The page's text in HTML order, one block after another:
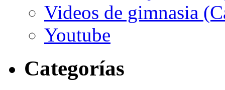
Videos de gimnasia
Youtube
Categorías